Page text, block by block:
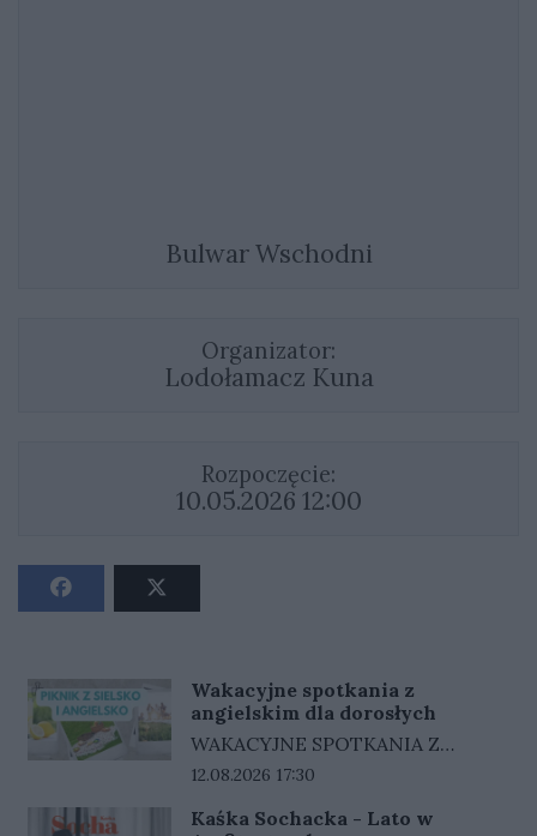
Bulwar Wschodni
Organizator:
Lodołamacz Kuna
Rozpoczęcie:
10.05.2026 12:00
Wakacyjne spotkania z
angielskim dla dorosłych
WAKACYJNE SPOTKANIA Z
ANGIELSKIMDLA KOGO? Te
w końcu zacząć mówić i
Data rozpoczęcia wydarzenia:
12.08.2026 17:30
Kaśka Sochacka - Lato w